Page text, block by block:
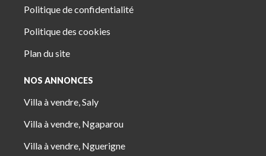
Politique de confidentialité
Politique des cookies
Plan du site
NOS ANNONCES
Villa à vendre, Saly
Villa à vendre, Ngaparou
Villa à vendre, Nguerigne